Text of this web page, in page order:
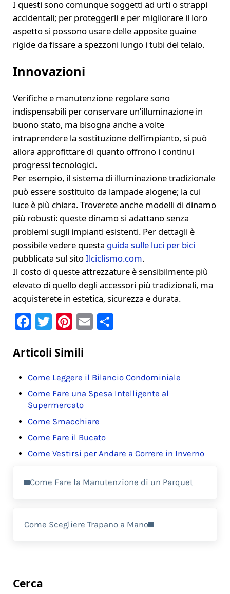
I questi sono comunque soggetti ad urti o strappi
accidentali; per proteggerli e per migliorare il loro
aspetto si possono usare delle apposite guaine
rigide da fissare a spezzoni lungo i tubi del telaio.
Innovazioni
Verifiche e manutenzione regolare sono
indispensabili per conservare un’illuminazione in
buono stato, ma bisogna anche a volte
intraprendere la sostituzione dell’impianto, si può
allora approfittare di quanto offrono i continui
progressi tecnologici.
Per esempio, il sistema di illuminazione tradizionale
può essere sostituito da lampade alogene; la cui
luce è più chiara. Troverete anche modelli di dinamo
più robusti: queste dinamo si adattano senza
problemi sugli impianti esistenti. Per dettagli è
possibile vedere questa guida sulle luci per bici
pubblicata sul sitoIlciclismo.com.
Il costo di queste attrezzature è sensibilmente più
elevato di quello degli accessori più tradizionali, ma
acquisterete in estetica, sicurezza e durata.
F
c
e
b
o
o
k
T
it
te
r
Pi
er
e
st
E
l
C
di
vi
Articoli Simili
Come Leggere il Bilancio Condominiale​
Come Fare una Spesa Intelligente al
Supermercato
Come Smacchiare
Come Fare il Bucato
Come Vestirsi per Andare a Correre in Inverno
Come Fare la Manutenzione di un Parquet
Come Scegliere Trapano a Mano
Sidebar
Cerca